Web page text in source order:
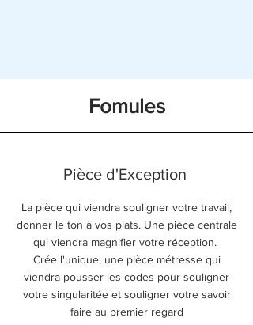
Fomules
Pièce d'Exception
La pièce qui viendra souligner votre travail,
donner le ton à vos plats. Une pièce centrale
qui viendra magnifier votre réception.
Crée l'unique, une pièce métresse qui
viendra pousser les codes pour souligner
votre singularitée et souligner votre savoir
faire au premier regard